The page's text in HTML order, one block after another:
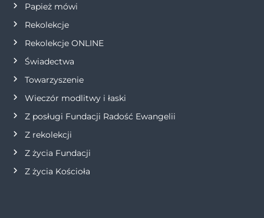
s
u
Papież mówi
Rekolekcje
Rekolekcje ONLINE
Świadectwa
Towarzyszenie
Wieczór modlitwy i łaski
Z posługi Fundacji Radość Ewangelii
Z rekolekcji
Z życia Fundacji
Z życia Kościoła